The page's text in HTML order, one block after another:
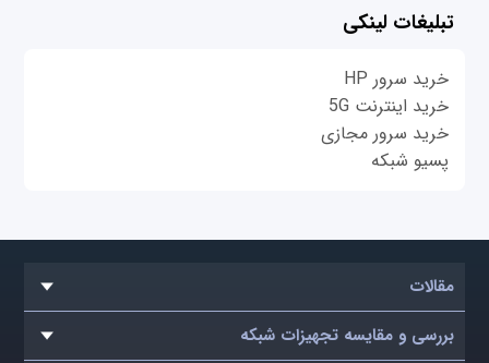
تبلیغات لینکی
خرید سرور HP
خرید اینترنت 5G
خرید سرور مجازی
پسیو شبکه
مقالات
بررسی و مقایسه تجهیزات شبکه